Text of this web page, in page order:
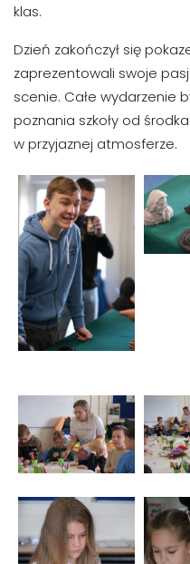
klas.
Dzień zakończył się
zaprezentowali swoje
scenie. Całe wydarzenie
poznania szkoły od
w przyjaznej atmosferze.